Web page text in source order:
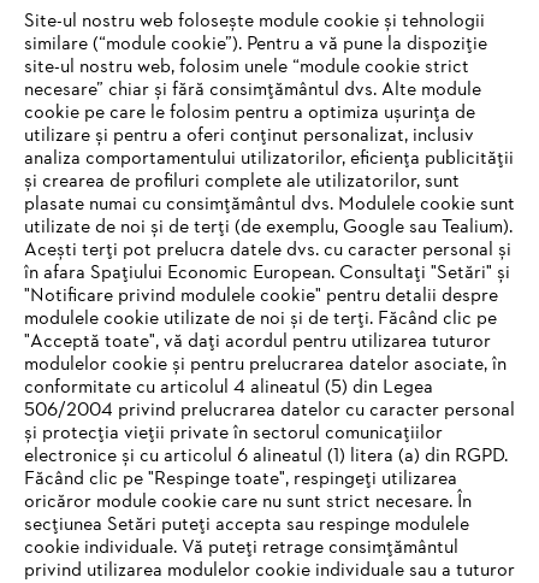
#STIHL
STIHL Romania
Informaţii Utile
IHR BROWSER WIRD NICHT
UNTERSTÜTZT
Site-ul nostru web folosește module cookie și tehnologii
similare (“module cookie”). Pentru a vă pune la dispoziție
site-ul nostru web, folosim unele “module cookie strict
necesare” chiar și fără consimțământul dvs. Alte module
cookie pe care le folosim pentru a optimiza ușurința de
utilizare și pentru a oferi conținut personalizat, inclusiv
analiza comportamentului utilizatorilor, eficiența publicității
și crearea de profiluri complete ale utilizatorilor, sunt
plasate numai cu consimțământul dvs. Modulele cookie sunt
utilizate de noi și de terți (de exemplu, Google sau Tealium).
Acești terți pot prelucra datele dvs. cu caracter personal și
în afara Spațiului Economic European. Consultați "Setări" și
"Notificare privind modulele cookie" pentru detalii despre
modulele cookie utilizate de noi și de terți. Făcând clic pe
"Acceptă toate", vă dați acordul pentru utilizarea tuturor
modulelor cookie și pentru prelucrarea datelor asociate, în
conformitate cu articolul 4 alineatul (5) din Legea
506/2004 privind prelucrarea datelor cu caracter personal
și protecția vieții private în sectorul comunicațiilor
electronice și cu articolul 6 alineatul (1) litera (a) din RGPD.
Făcând clic pe "Respinge toate", respingeți utilizarea
oricăror module cookie care nu sunt strict necesare. În
secțiunea Setări puteți accepta sau respinge modulele
cookie individuale. Vă puteți retrage consimțământul
privind utilizarea modulelor cookie individuale sau a tuturor